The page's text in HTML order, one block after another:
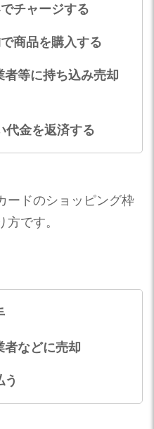
チャージする
商品を購入する
等に持ち込み売却
代金を返済する
ードのショッピング枠
です。
者などに売却